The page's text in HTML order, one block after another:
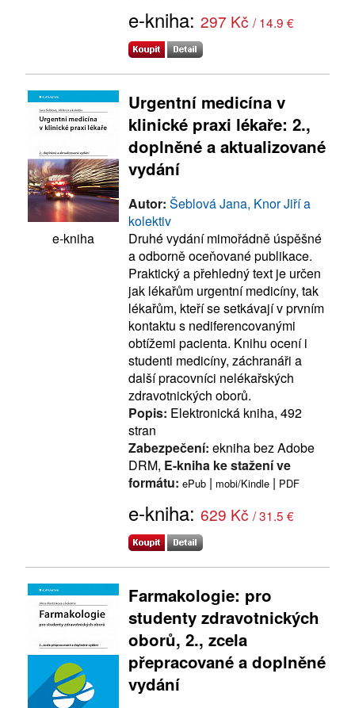
e-kniha: 297 Kč / 14.9 €
e-kniha
Urgentní medicína v
klinické praxi lékaře: 2.,
doplněné a aktualizované
vydání
Autor: Šeblová Jana, Knor Jiří a
kolektiv
Druhé vydání mimořádně úspěšné
a odborně oceňované publikace.
Praktický a přehledný text je určen
jak lékařům urgentní medicíny, tak
lékařům, kteří se setkávají v prvním
kontaktu s nediferencovanými
obtížemi pacienta. Knihu ocení i
studenti medicíny, záchranáři a
další pracovníci nelékařských
zdravotnických oborů.
Popis: Elektronická kniha, 492
stran
Zabezpečení: ekniha bez Adobe
DRM, E-kniha ke stažení ve
formátu: ePub | mobi/Kindle | PDF
e-kniha: 629 Kč / 31.5 €
Farmakologie: pro
studenty zdravotnických
oborů, 2., zcela
přepracované a doplněné
vydání